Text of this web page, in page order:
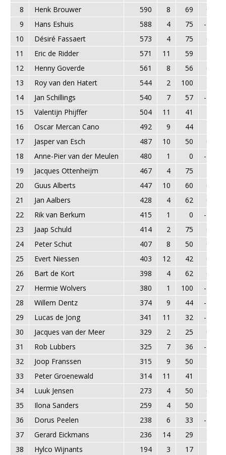
8
Henk Brouwer 590 8 69 0
9
Hans Eshuis 588 4 75 -2
10
Désiré Fassaert 573 4 75 0
11
Eric de Ridder 571 11 59
12
Henny Goverde 561 8 56 0
13
Roy van den Hatert 544 2 100
14
Jan Schillings 540 7 57 -1
15
Valentijn Phijffer 504 11 41
16
Oscar Mercan Cano 492 9 44
17
Jasper van Esch 487 10 50 0
18
Anne-Pier van der Meulen 480 1 0 -1
19
Jacques Ottenheijm 467 4 75
20
Guus Alberts 447 10 60 0
21
Jan Aalbers 428 4 62 0
22
Rik van Berkum 415 1 0 -1
23
Jaap Schuld 414 2 75 0
24
Peter Schut 407 8 50 0
25
Evert Niessen 403 12 42 0
26
Bart de Kort 398 4 62 0
27
Hermie Wolvers 380 1 100 -1
28
Willem Dentz 374 9 44 -1
29
Lucas de Jong 341 11 32 -1
30
Jacques van der Meer 329 2 25 0
31
Rob Lubbers 325 7 36 -1
32
Joop Franssen 315 9 50
33
Peter Groenewald 314 11 41 3
34
Luuk Jensen 273 4 50 0
35
Ilona Sanders 259 4 50
36
Dorus Peelen 238 6 33 -2
37
Gerard Eickmans 236 14 29
38
Hylco Wijnants 194 3 17